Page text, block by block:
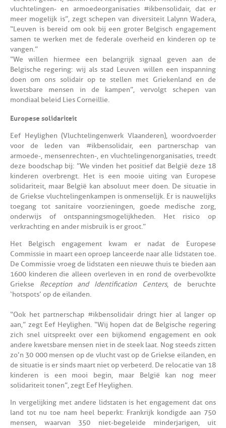
vluchtelingen- en armoedeorganisaties #ikbensolidair, dat er
meer mogelijk is”, zegt schepen van diversiteit Lalynn Wadera,
“Leuven is bereid om ook bij een groter Belgisch engagement
samen te werken met de federale overheid en kinderen op te
vangen.”
“We willen hiermee een belangrijk signaal geven aan de
Belgische regering: wij als stad Leuven willen een inspanning
doen om ons solidair op te stellen met Griekenland en de
kwetsbare mensen in de kampen”, vervolgt schepen van
mondiaal beleid Lies Corneillie.
Europese solidariteit
Eef Heylighen (Vluchtelingenwerk Vlaanderen), woordvoerder
voor de leden van #ikbensolidair, een partnerschap van
armoede-, mensenrechten-, en vluchtelingenorganisaties, treedt
deze boodschap bij: ”We vinden het positief dat België deze 18
kinderen overbrengt. Het is een mooie uiting van Europese
solidariteit, maar België kan absoluut meer doen. De situatie in
de Griekse vluchtelingenkampen is onmenselijk. Er is nauwelijks
toegang tot sanitaire voorzieningen, goede medische zorg,
onderwijs of ontspanningsmogelijkheden. Het risico op
verkrachting en ander misbruik is er groot.”
Het Belgisch engagement kwam er nadat de Europese
Commissie in maart een oproep lanceerde naar alle lidstaten toe.
De Commissie vroeg de lidstaten een nieuwe thuis te bieden aan
1600 kinderen die alleen overleven in en rond de overbevolkte
Griekse Reception and Identification Centers, de beruchte
‘hotspots’ op de eilanden.
“Ook het partnerschap #ikbensolidair dringt hier al langer op
aan,” zegt Eef Heylighen. “Wij hopen dat de Belgische regering
zich snel uitspreekt over een bijkomend engagement en ook
andere kwetsbare mensen niet in de steek laat. Nog steeds zitten
zo’n 30 000 mensen op de vlucht vast op de Griekse eilanden, en
de situatie is er sinds maart niet op verbeterd. De relocatie van 18
kinderen is een mooi begin, maar België kan nog meer
solidariteit tonen”, zegt Eef Heylighen.
In vergelijking met andere lidstaten is het engagement dat ons
land tot nu toe nam heel beperkt: Frankrijk kondigde aan 750
mensen, waarvan 350 niet-begeleide minderjarigen, uit